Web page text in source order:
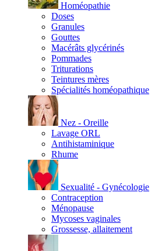
Homéopathie
Doses
Granules
Gouttes
Macérâts glycérinés
Pommades
Triturations
Teintures mères
Spécialités homéopathique
Nez - Oreille
Lavage ORL
Antihistaminique
Rhume
Sexualité - Gynécologie
Contraception
Ménopause
Mycoses vaginales
Grossesse, allaitement